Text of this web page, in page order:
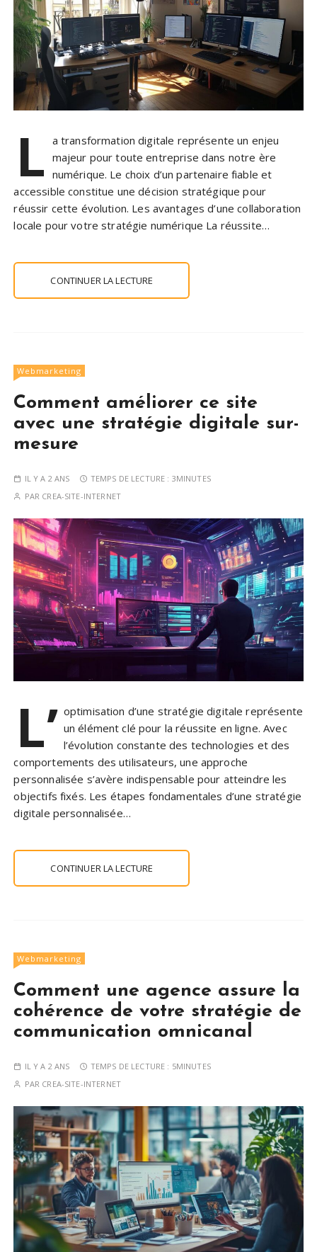
L a transformation digitale représente un enjeu
majeur pour toute entreprise dans notre ère
numérique. Le choix d’un partenaire fiable et
accessible constitue une décision stratégique pour
réussir cette évolution. Les avantages d’une collaboration
locale pour votre stratégie numérique La réussite…
CONTINUER LA LECTURE
Webmarketing
Comment améliorer ce site
avec une stratégie digitale sur-
mesure
IL Y A 2 ANS TEMPS DE LECTURE : 3MINUTES
PAR CREA-SITE-INTERNET
L’ optimisation d’une stratégie digitale représente
un élément clé pour la réussite en ligne. Avec
l’évolution constante des technologies et des
comportements des utilisateurs, une approche
personnalisée s’avère indispensable pour atteindre les
objectifs fixés. Les étapes fondamentales d’une stratégie
digitale personnalisée…
CONTINUER LA LECTURE
Webmarketing
Comment une agence assure la
cohérence de votre stratégie de
communication omnicanal
IL Y A 2 ANS TEMPS DE LECTURE : 5MINUTES
PAR CREA-SITE-INTERNET